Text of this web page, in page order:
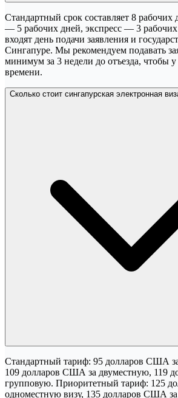
Стандартный срок составляет 8
— 5 рабочих дней, экспресс — 3
входят день подачи заявления и
Сингапуре. Мы рекомендуем подавать
минимум за 3 недели до отъезда, чтобы у
времени.
Сколько стоит сингапурская электронная
Стандартный тариф: 95 долларов США
109 долларов США за двуместную, 119
групповую. Приоритетный тариф: 125
одноместную визу, 135 долларов США